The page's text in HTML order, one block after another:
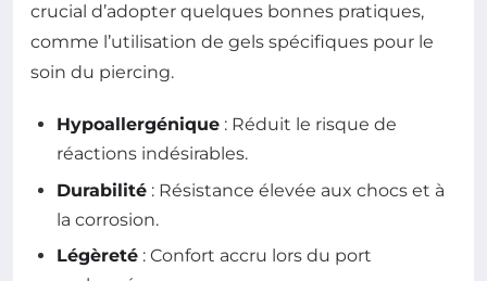
crucial d’adopter quelques bonnes pratiques,
comme l’utilisation de gels spécifiques pour le
soin du piercing.
Hypoallergénique : Réduit le risque de
réactions indésirables.
Durabilité : Résistance élevée aux chocs et à
la corrosion.
Légèreté : Confort accru lors du port